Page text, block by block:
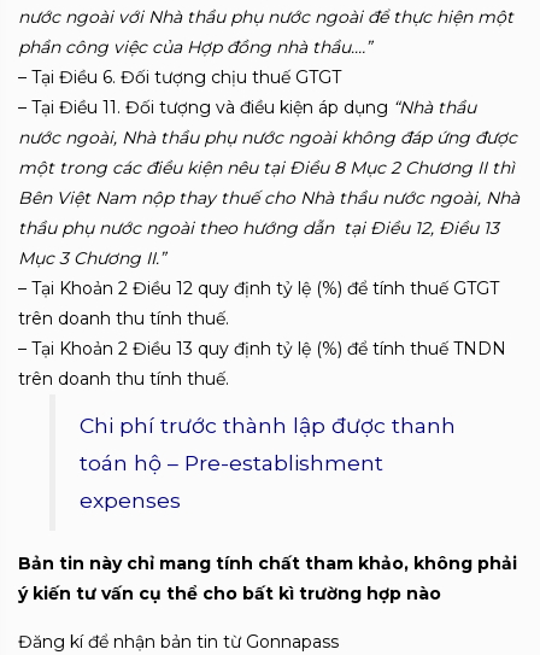
nước ngoài với Nhà thầu phụ nước ngoài để thực hiện một
phần công việc của Hợp đồng nhà thầu.…”
– Tại Điều 6. Đối tượng chịu thuế GTGT
– Tại Điều 11. Đối tượng và điều kiện áp dụng “Nhà thầu
nước ngoài, Nhà thầu phụ nước ngoài không đáp ứng được
một trong các điều kiện nêu tại Điều 8 Mục 2 Chương II thì
Bên Việt Nam nộp thay thuế cho Nhà thầu nước ngoài, Nhà
thầu phụ nước ngoài theo hướng dẫn tại Điều 12, Điều 13
Mục 3 Chương II.”
– Tại Khoản 2 Điều 12 quy định tỷ lệ (%) để tính thuế GTGT
trên doanh thu tính thuế.
– Tại Khoản 2 Điều 13 quy định tỷ lệ (%) để tính thuế TNDN
trên doanh thu tính thuế.
Chi phí trước thành lập được thanh
toán hộ – Pre-establishment
expenses
Bản tin này chỉ mang tính chất tham khảo, không phải
ý kiến tư vấn cụ thể cho bất kì trường hợp nào
Đăng kí để nhận bản tin từ Gonnapass